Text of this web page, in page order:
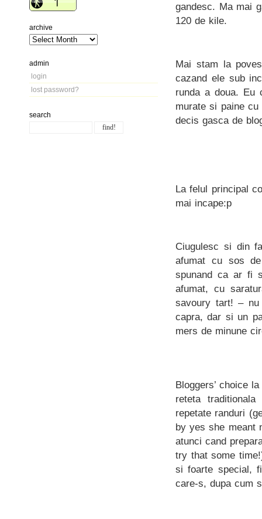
archive
admin
login
lost password?
search
gandesc. Ma mai
120 de kile.
Mai stam la
cazand ele sub
runda a doua. Eu
murate si paine
decis gasca de
La felul principal
mai incape:p
Ciugulesc si din
afumat cu sos
spunand ca ar fi
afumat, cu
savoury tart! –
capra, dar si un
mers de minune
Bloggers’ choice
reteta
repetate randuri
by yes she meant
atunci cand
try that some
si foarte special,
care-s, dupa cum